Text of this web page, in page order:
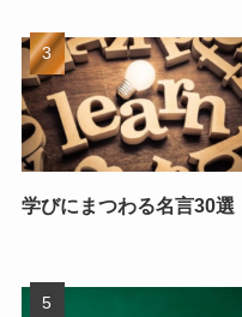
学びにまつわる名言30選